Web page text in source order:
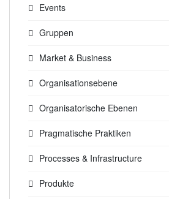
Events
Gruppen
Market & Business
Organisationsebene
Organisatorische Ebenen
Pragmatische Praktiken
Processes & Infrastructure
Produkte